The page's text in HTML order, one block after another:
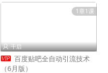
1章1课
 千启
 百度贴吧全自动引流技术
（6月版）